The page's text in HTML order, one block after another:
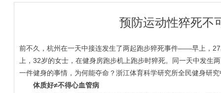
预防运动性猝死不
前不久，杭州在一天中接连发生了两起跑步猝死事件——早上，
上，32岁的女士，在健身房跑步机上跑步时猝死。同一天中发生
一件健身的事情，为何能夺命？浙江体育科学研究所全民健身研
体质好≠不得心血管病